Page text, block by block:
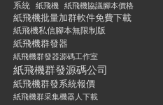
系統 紙飛機 紙飛機協議腳本價格
紙飛機批量加群軟件免費下載
紙飛機私信腳本無限制版
紙飛機群發器
紙飛機群發器源碼工作室
紙飛機群發源碼公司
紙飛機群發系統報價
紙飛機群采集機器人下載